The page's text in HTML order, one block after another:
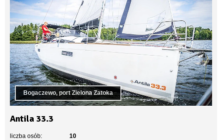
Bogaczewo, port Zielona Zatoka
Antila 33.3
liczba osób:
10